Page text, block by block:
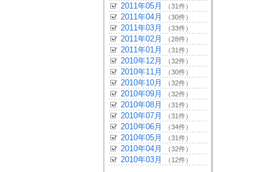
2011年05月 （31件）
2011年04月 （30件）
2011年03月 （33件）
2011年02月 （28件）
2011年01月 （31件）
2010年12月 （32件）
2010年11月 （30件）
2010年10月 （32件）
2010年09月 （32件）
2010年08月 （31件）
2010年07月 （31件）
2010年06月 （34件）
2010年05月 （31件）
2010年04月 （32件）
2010年03月 （12件）